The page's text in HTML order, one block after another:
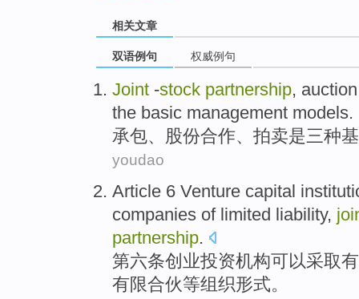
相关文章
双语例句 权威例句
Joint -stock partnership, auction
the basic management models.
承包、股份合作、 拍卖是三种
youdao
Article 6 Venture capital
companies of limited liability,
partnership.
第六条创业投资机构可以采取
有限合伙等组织形式。